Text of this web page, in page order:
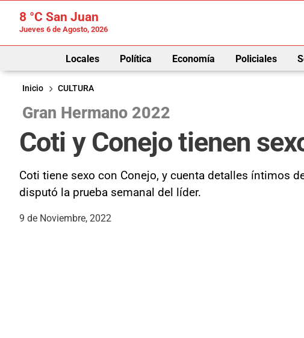
8 °C San Juan
Jueves 6 de Agosto, 2026
Locales Política Economía Policiales
Inicio CULTURA
Gran Hermano 2022
Coti y Conejo tienen
Coti tiene sexo con Conejo, y cuenta detalles íntimos
disputó la prueba semanal del líder.
9 de Noviembre, 2022